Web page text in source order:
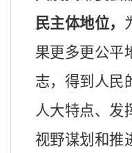
民主体地位，
果更多更公平
志，得到人民
人大特点、发
视野谋划和推